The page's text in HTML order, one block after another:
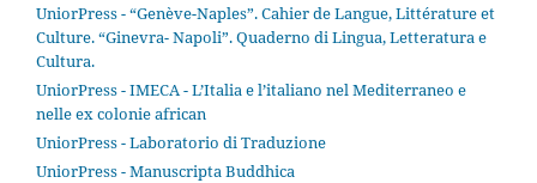
UniorPress - “Genève-Naples”. Cahier de Langue, Littérature et
Culture. “Ginevra- Napoli”. Quaderno di Lingua, Letteratura e
Cultura.
UniorPress - IMECA - L’Italia e l’italiano nel Mediterraneo e
nelle ex colonie african
UniorPress - Laboratorio di Traduzione
UniorPress - Manuscripta Buddhica